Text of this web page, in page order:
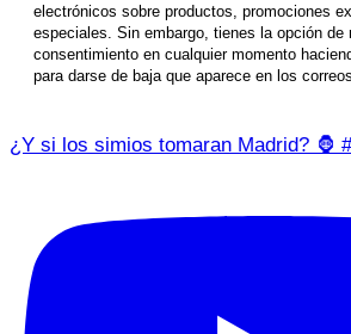
electrónicos sobre productos, promociones
especiales. Sin embargo, tienes la opción de
consentimiento en cualquier momento
para darse de baja que aparece en los
¿Y si los simios tomaran Madrid? 🦍